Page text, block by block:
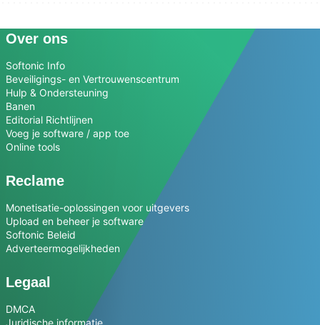
Over ons
Softonic Info
Beveiligings- en Vertrouwenscentrum
Hulp & Ondersteuning
Banen
Editorial Richtlijnen
Voeg je software / app toe
Online tools
Reclame
Monetisatie-oplossingen voor uitgevers
Upload en beheer je software
Softonic Beleid
Adverteermogelijkheden
Legaal
DMCA
Juridische informatie